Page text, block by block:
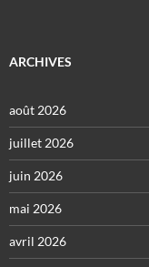
ARCHIVES
août 2026
juillet 2026
juin 2026
mai 2026
avril 2026